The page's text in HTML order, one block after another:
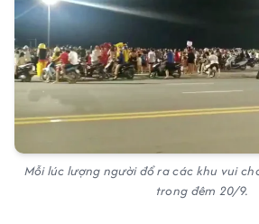
Mỗi lúc lượng người đổ ra các khu vui
trong đêm 20/9.